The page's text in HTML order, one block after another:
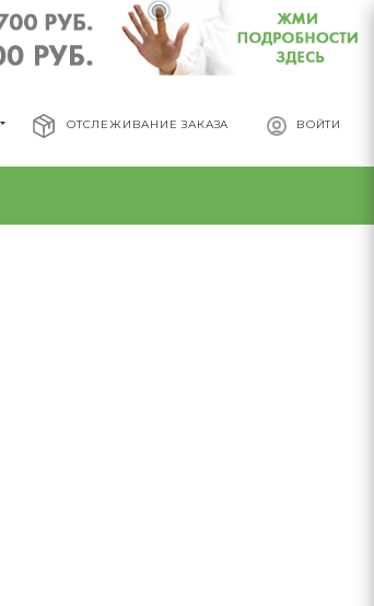
ОТСЛЕЖИВАНИЕ ЗАКАЗА ВОЙТИ